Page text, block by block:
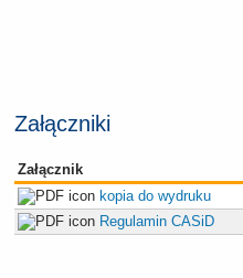
Załączniki
Załącznik
kopia do wydruku
Regulamin CASiD